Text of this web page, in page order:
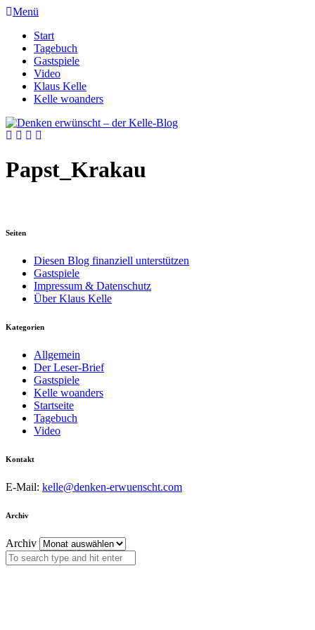
Menü
Start
Tagebuch
Gastspiele
Video
Klaus Kelle
Kelle woanders
Papst_Krakau
Seiten
Diesen Blog finanziell unterstützen
Gastspiele
Impressum & Datenschutz
Über Klaus Kelle
Kategorien
Allgemein
Der Leser-Brief
Gastspiele
Kelle woanders
Startseite
Tagebuch
Video
Kontakt
E-Mail: kelle@denken-erwuenscht.com
Archiv
Archiv